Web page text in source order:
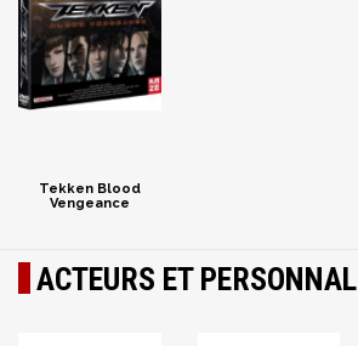
Tekken Blood
Vengeance
ACTEURS ET